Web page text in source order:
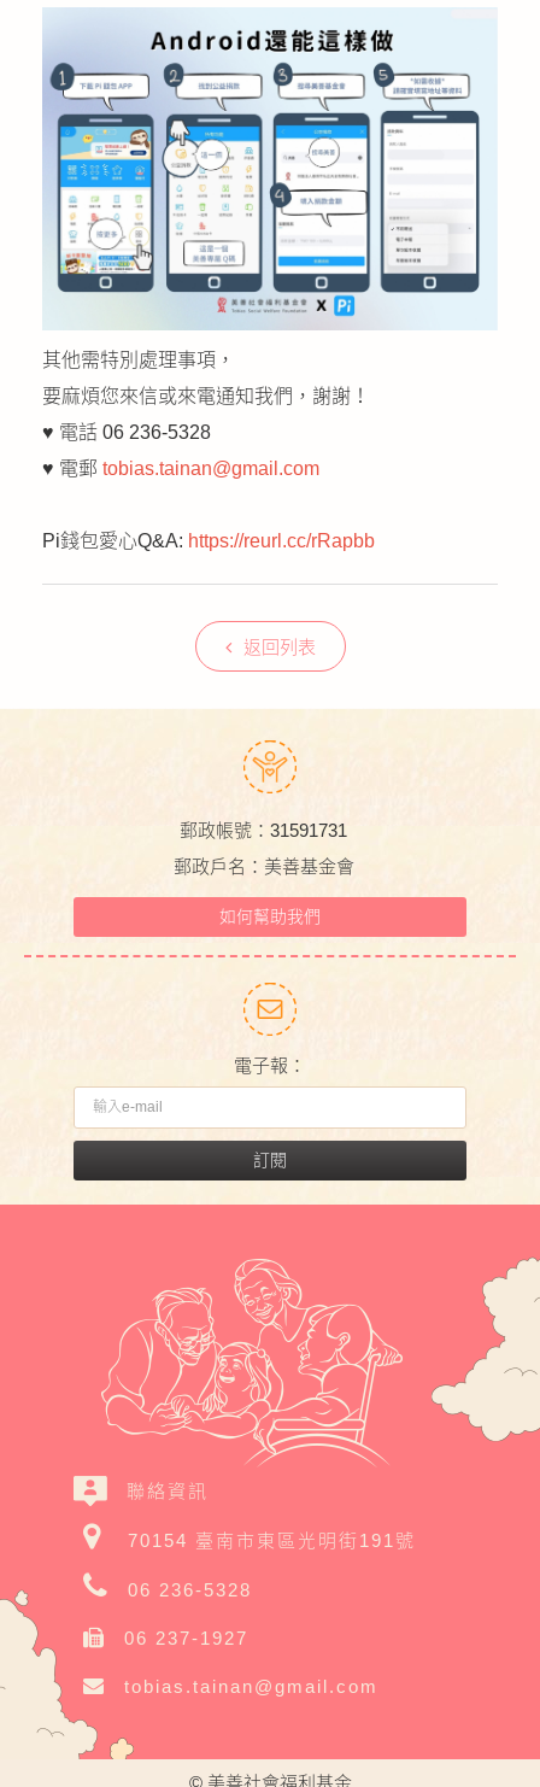
其他需特別處理事項，
要麻煩您來信或來電通知我們，謝謝！
♥ 電話 06 236-5328
♥ 電郵 tobias.tainan@gmail.com
Pi錢包愛心Q&A: https://reurl.cc/rRapbb
返回列表
郵政帳號：31591731
郵政戶名：美善基金會
如何幫助我們
電子報：
訂閱
聯絡資訊
70154 臺南市東區光明街191號
06 236-5328
06 237-1927
tobias.tainan@gmail.com
© 美善社會福利基金